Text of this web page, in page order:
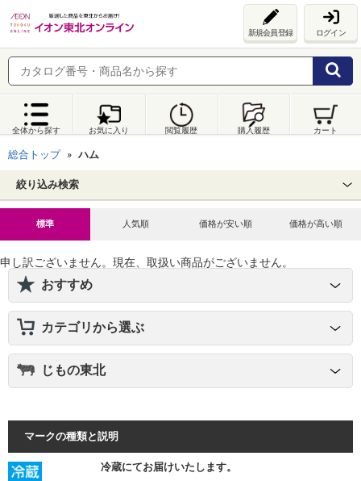
新規会員登録 ログイン
全体から探す お気に入り 閲覧履歴 購入履歴 カート
総合トップ ハム
絞り込み検索
標準 人気順 価格が安い順 価格が高い順
申し訳ございません。現在、取扱い商品がございません。
おすすめ
カテゴリから選ぶ
じもの東北
マークの種類と説明
冷蔵にてお届けいたします。